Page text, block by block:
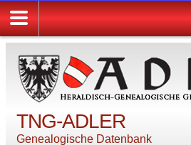
TNG-ADLER
Genealogische Datenbank